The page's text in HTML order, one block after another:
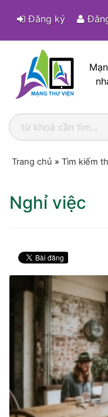
Đăng ký
Trang chủ » Tìm kiếm
Nghỉ việc